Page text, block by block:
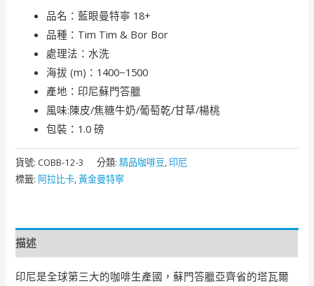
品名：藍眼曼特寧 18+
品種：Tim Tim & Bor Bor
處理法：水洗
海拔 (m)：1400~1500
產地：印尼蘇門答臘
風味:陳皮/焦糖牛奶/葡萄乾/甘草/楊桃
包裝：1.0 磅
貨號:COBB-12-3 分類:精品咖啡豆,印尼
標籤: 阿拉比卡,黃金曼特寧
描述
印尼是全球第三大的咖啡生產國，蘇門答臘亞齊省的塔瓦爾